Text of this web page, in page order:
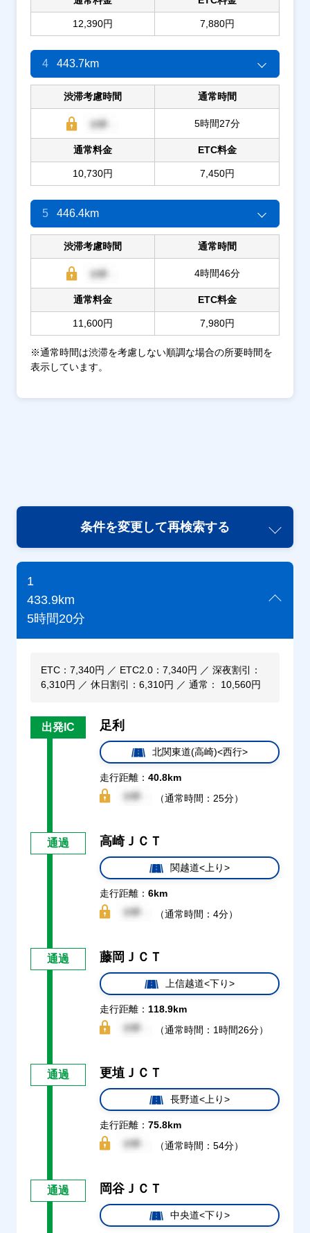
12,390円 7,880円
4 443.7km
渋滞考慮時間 通常時間
5時間27分
通常料金
10,730円
ETC料金
7,450円
5 446.4km
渋滞考慮時間 通常時間
4時間46分
通常料金
11,600円
ETC料金
7,980円
※通常時間は渋滞を考慮しない順調な場合の所要時間を
表示しています。
条件を変更して再検索する
1
433.9km
5時間20分
ETC：7,340円 ／ ETC2.0：7,340円 ／ 深夜割引：
6,310円 ／ 休日割引：6,310円 ／ 通常： 10,560円
出発IC 足利
北関東道(高崎)<西行>
走行距離： 40.8km
（通常時間：25分）
通過 高崎ＪＣＴ
関越道<上り>
走行距離： 6km
（通常時間：4分）
通過 藤岡ＪＣＴ
上信越道<下り>
走行距離： 118.9km
（通常時間：1時間26分）
通過 更埴ＪＣＴ
長野道<上り>
走行距離： 75.8km
（通常時間：54分）
通過 岡谷ＪＣＴ
中央道<下り>